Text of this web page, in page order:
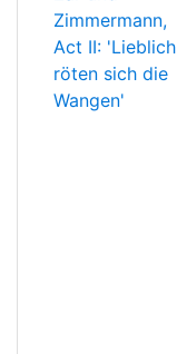
Zimmermann,
Act II: 'Lieblich
röten sich die
Wangen'